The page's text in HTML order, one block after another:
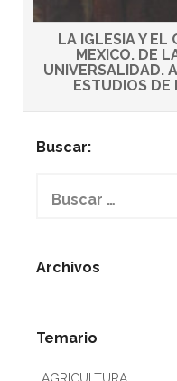
LA IGLESIA Y EL
MEXICO. DE
UNIVERSALIDAD.
ESTUDIOS DE
Buscar:
Archivos
Temario